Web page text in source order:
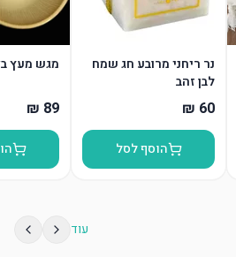
נר ריחני מרובע חג שמח
לבן זהב
הוסף לסל
מגש מעץ
עוד